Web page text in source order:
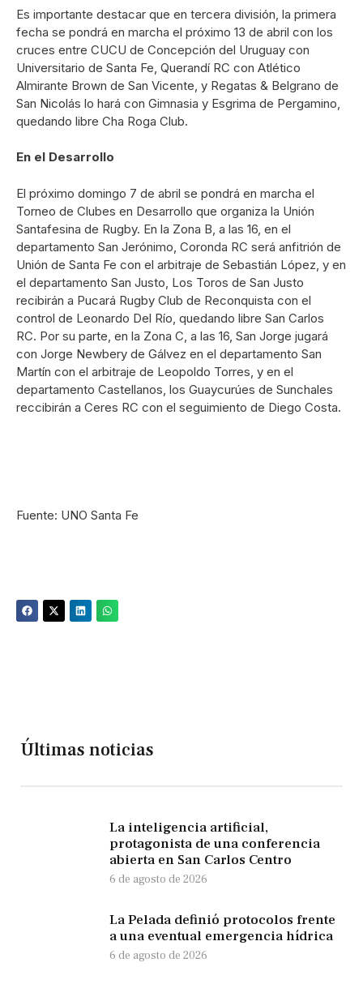
Es importante destacar que en tercera división, la primera
fecha se pondrá en marcha el próximo 13 de abril con los
cruces entre CUCU de Concepción del Uruguay con
Universitario de Santa Fe, Querandí RC con Atlético
Almirante Brown de San Vicente, y Regatas & Belgrano de
San Nicolás lo hará con Gimnasia y Esgrima de Pergamino,
quedando libre Cha Roga Club.
En el Desarrollo
El próximo domingo 7 de abril se pondrá en marcha el
Torneo de Clubes en Desarrollo que organiza la Unión
Santafesina de Rugby. En la Zona B, a las 16, en el
departamento San Jerónimo, Coronda RC será anfitrión de
Unión de Santa Fe con el arbitraje de Sebastián López, y en
el departamento San Justo, Los Toros de San Justo
recibirán a Pucará Rugby Club de Reconquista con el
control de Leonardo Del Río, quedando libre San Carlos
RC. Por su parte, en la Zona C, a las 16, San Jorge jugará
con Jorge Newbery de Gálvez en el departamento San
Martín con el arbitraje de Leopoldo Torres, y en el
departamento Castellanos, los Guaycurúes de Sunchales
reccibirán a Ceres RC con el seguimiento de Diego Costa.
Fuente: UNO Santa Fe
Últimas noticias
La inteligencia artificial,
protagonista de una conferencia
abierta en San Carlos Centro
6 de agosto de 2026
La Pelada definió protocolos frente
a una eventual emergencia hídrica
6 de agosto de 2026